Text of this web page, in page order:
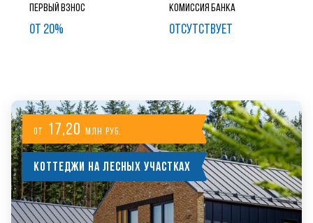
Первый взнос
от 20%
Комиссия банка
ОТСУТСТВУЕТ
от 17,20 млн руб.
Коттеджи на лесных участках